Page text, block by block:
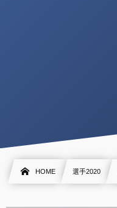
HOME 選手2020